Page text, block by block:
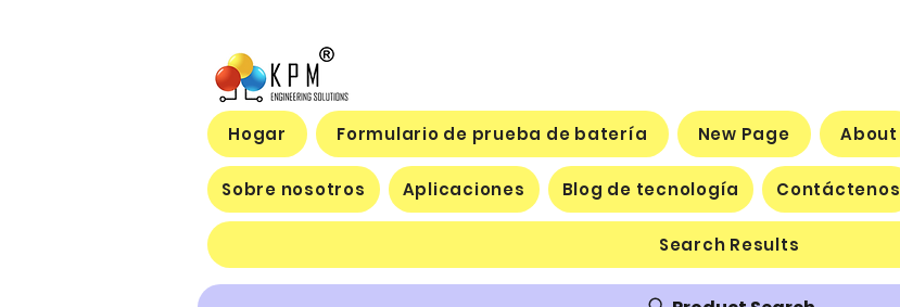
Hogar Formulario de prueba de batería New Page About
Sobre nosotros Aplicaciones Blog de tecnología Contáctenos
Search Results